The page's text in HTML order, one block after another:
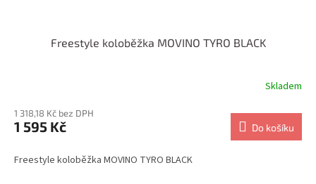
Freestyle koloběžka MOVINO TYRO BLACK
Skladem
1 318,18 Kč bez DPH
1 595 Kč Do košíku
Freestyle koloběžka MOVINO TYRO BLACK